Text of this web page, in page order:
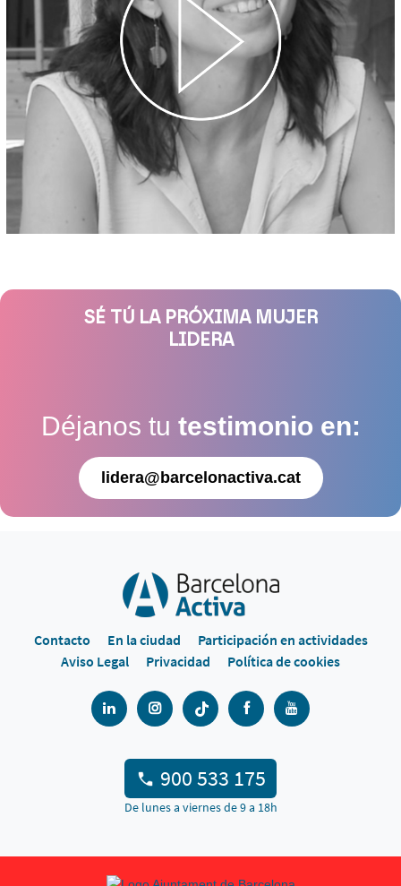
SÉ TÚ LA PRÓXIMA MUJER
LIDERA
Déjanos tu testimonio en:
lidera@barcelonactiva.cat
Contacto En la ciudad
Participación en actividades
Aviso Legal
Privacidad Política de cookies
900 533 175
De lunes a viernes de 9 a 18h